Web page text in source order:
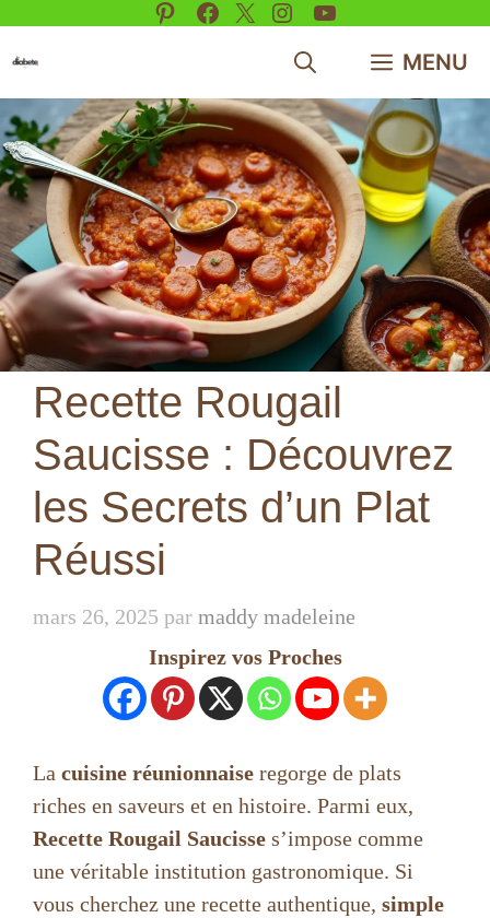
Pinterest
Facebook
X Instagram
YouTube
MENU
Recette Rougail
Saucisse : Découvrez
les Secrets d’un Plat
Réussi
mars 26, 2025 par maddy madeleine
Inspirez vos Proches
La cuisine réunionnaise regorge de plats
riches en saveurs et en histoire. Parmi eux,
Recette Rougail Saucisse s’impose comme
une véritable institution gastronomique. Si
vous cherchez une recette authentique, simple